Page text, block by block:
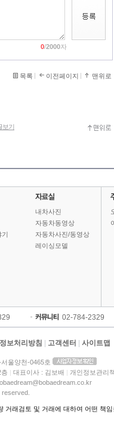
0/2000자
목록 이전페이지 맨위로
보기
내차사진
자동차동영상
자동차사진/동영상
레이싱모델
02-784-2329
보처리방침 고객센터 사이트맵
울양천-0465호
대표이사 : 김보배
개인정보관리
래검토 및 거래에 대하여 어떤 책임